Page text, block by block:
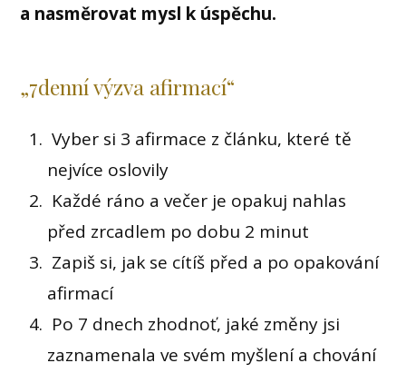
a nasměrovat mysl k úspěchu.
„7denní výzva afirmací“
Vyber si 3 afirmace z článku, které tě
nejvíce oslovily
Každé ráno a večer je opakuj nahlas
před zrcadlem po dobu 2 minut
Zapiš si, jak se cítíš před a po opakování
afirmací
Po 7 dnech zhodnoť, jaké změny jsi
zaznamenala ve svém myšlení a chování